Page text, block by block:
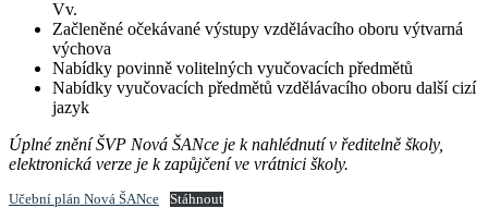
Vv.
Začleněné očekávané výstupy vzdělávacího oboru výtvarná
výchova
Nabídky povinně volitelných vyučovacích předmětů
Nabídky vyučovacích předmětů vzdělávacího oboru další cizí
jazyk
Úplné znění ŠVP Nová ŠANce je k nahlédnutí v ředitelně školy,
elektronická verze je k zapůjčení ve vrátnici školy.
Učební plán Nová ŠANce Stáhnout